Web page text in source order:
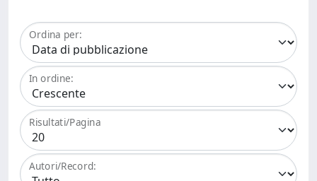
Ordina per:
In ordine:
Risultati/Pagina
Autori/Record: